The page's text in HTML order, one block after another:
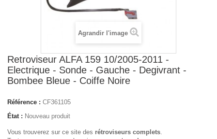
Agrandir l'image
Retroviseur ALFA 159 10/2005-2011 -
Electrique - Sonde - Gauche - Degivrant -
Bombee Bleue - Coiffe Noire
Référence : CF361105
État : Nouveau produit
Vous trouverez sur ce site des rétroviseurs complets.